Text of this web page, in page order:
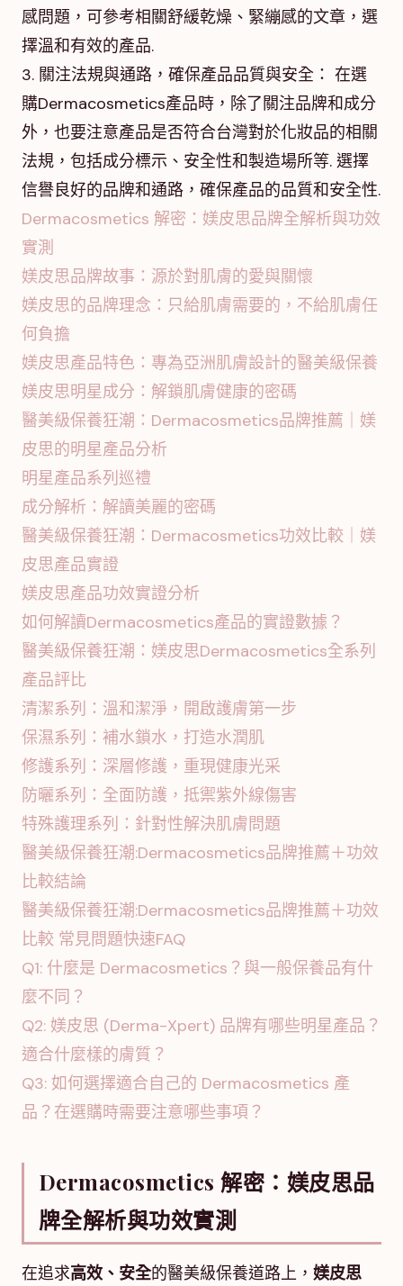
感問題，可參考相關舒緩乾燥、緊繃感的文章，選
擇溫和有效的產品.
3. 關注法規與通路，確保產品品質與安全： 在選
購Dermacosmetics產品時，除了關注品牌和成分
外，也要注意產品是否符合台灣對於化妝品的相關
法規，包括成分標示、安全性和製造場所等. 選擇
信譽良好的品牌和通路，確保產品的品質和安全性.
Dermacosmetics 解密：媄皮思品牌全解析與功效
實測
媄皮思品牌故事：源於對肌膚的愛與關懷
媄皮思的品牌理念：只給肌膚需要的，不給肌膚任
何負擔
媄皮思產品特色：專為亞洲肌膚設計的醫美級保養
媄皮思明星成分：解鎖肌膚健康的密碼
醫美級保養狂潮：Dermacosmetics品牌推薦｜媄
皮思的明星產品分析
明星產品系列巡禮
成分解析：解讀美麗的密碼
醫美級保養狂潮：Dermacosmetics功效比較｜媄
皮思產品實證
媄皮思產品功效實證分析
如何解讀Dermacosmetics產品的實證數據？
醫美級保養狂潮：媄皮思Dermacosmetics全系列
產品評比
清潔系列：溫和潔淨，開啟護膚第一步
保濕系列：補水鎖水，打造水潤肌
修護系列：深層修護，重現健康光采
防曬系列：全面防護，抵禦紫外線傷害
特殊護理系列：針對性解決肌膚問題
醫美級保養狂潮:Dermacosmetics品牌推薦＋功效
比較結論
醫美級保養狂潮:Dermacosmetics品牌推薦＋功效
比較 常見問題快速FAQ
Q1: 什麼是 Dermacosmetics？與一般保養品有什
麼不同？
Q2: 媄皮思 (Derma-Xpert) 品牌有哪些明星產品？
適合什麼樣的膚質？
Q3: 如何選擇適合自己的 Dermacosmetics 產
品？在選購時需要注意哪些事項？
Dermacosmetics 解密：媄皮思品
牌全解析與功效實測
在追求高效、安全的醫美級保養道路上， 媄皮思